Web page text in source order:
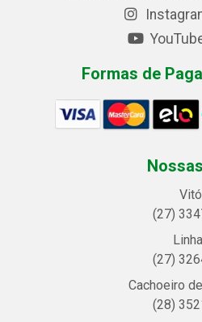
Formas de
(27)
(27)
Cachoeiro
(28)